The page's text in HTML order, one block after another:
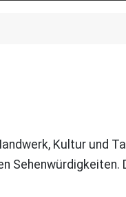
Kultur und